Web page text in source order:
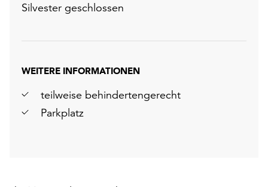
Silvester geschlossen
WEITERE INFORMATIONEN
teilweise behindertengerecht
Parkplatz